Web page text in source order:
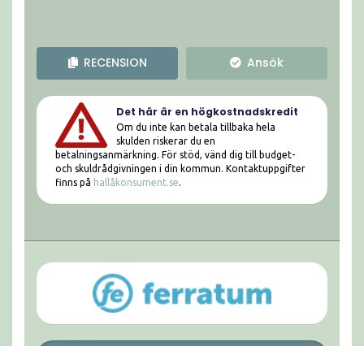
RECENSION Ansök
Det här är en högkostnadskredit
Om du inte kan betala tillbaka hela
skulden riskerar du en
betalningsanmärkning. För stöd, vänd dig till budget-
och skuldrådgivningen i din kommun. Kontaktuppgifter
finns på hallåkonsument.se.